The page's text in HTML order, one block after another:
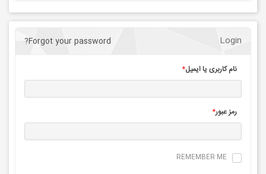
Login
Forgot your password?
نام کاربری یا ایمیل*
رمز عبور*
REMEMBER ME